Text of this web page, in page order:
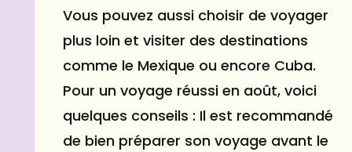
Vous pouvez aussi choisir de voyager
plus loin et visiter des destinations
comme le Mexique ou encore Cuba.
Pour un voyage réussi en août, voici
quelques conseils : Il est recommandé
de bien préparer son voyage avant le